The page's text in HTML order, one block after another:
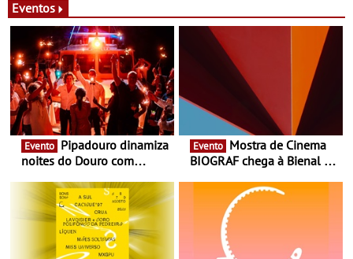
Eventos
Evento
noites do Douro com
vinho, gastronomia e
música
Evento
BIOGRAF chega à Bienal de
Documentário, ensaio
fílmico e práticas artísticas